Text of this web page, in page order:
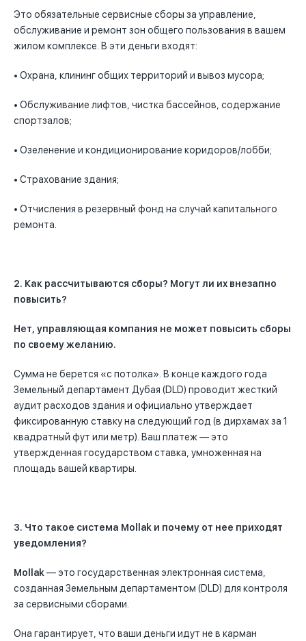
Это обязательные сервисные сборы за управление,
обслуживание и ремонт зон общего пользования в вашем
жилом комплексе. В эти деньги входят:
• Охрана, клининг общих территорий и вывоз мусора;
• Обслуживание лифтов, чистка бассейнов, содержание
спортзалов;
• Озеленение и кондиционирование коридоров/лобби;
• Страхование здания;
• Отчисления в резервный фонд на случай капитального
ремонта.
2. Как рассчитываются сборы? Могут ли их внезапно
повысить?
Нет, управляющая компания не может повысить сборы
по своему желанию.
Сумма не берется «с потолка». В конце каждого года
Земельный департамент Дубая (DLD) проводит жесткий
аудит расходов здания и официально утверждает
фиксированную ставку на следующий год (в дирхамах за 1
квадратный фут или метр). Ваш платеж — это
утвержденная государством ставка, умноженная на
площадь вашей квартиры.
3. Что такое система Mollak и почему от нее приходят
уведомления?
Mollak— это государственная электронная система,
созданная Земельным департаментом (DLD) для контроля
за сервисными сборами.
Она гарантирует, что ваши деньги идут не в карман